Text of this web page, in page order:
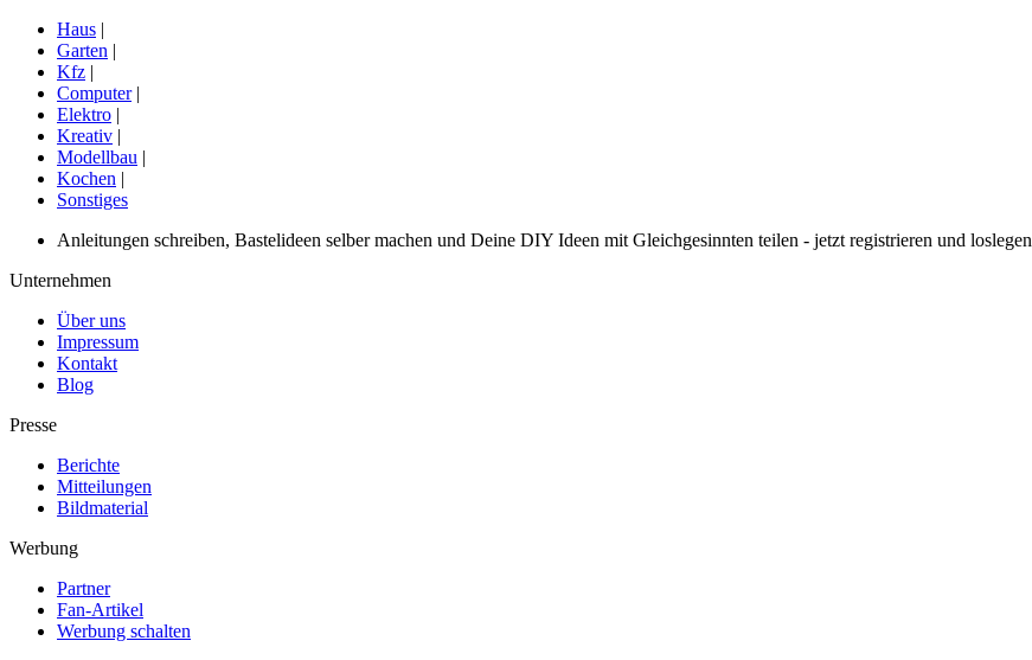
Haus |
Garten |
Kfz |
Computer|
Elektro |
Kreativ |
Modellbau |
Kochen |
Sonstiges
Anleitungen schreiben, Bastelideen selber machen und Deine DIY Ideen mit Gleichgesinnten teilen - jetzt registrieren und loslegen
Unternehmen
Über uns
Impressum
Kontakt
Blog
Presse
Berichte
Mitteilungen
Bildmaterial
Werbung
Partner
Fan-Artikel
Werbung schalten